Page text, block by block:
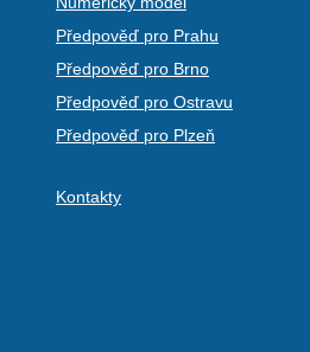
Předpověď pro Prahu
Předpověď pro Brno
Předpověď pro Ostravu
Předpověď pro Plzeň
Kontakty